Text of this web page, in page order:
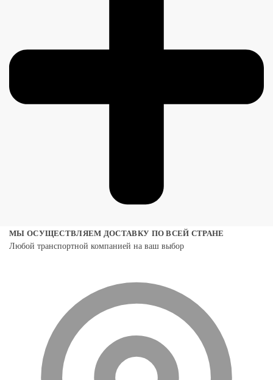
МЫ ОСУЩЕСТВЛЯЕМ ДОСТАВКУ ПО ВСЕЙ СТРАНЕ
Любой транспортной компанией на ваш выбор